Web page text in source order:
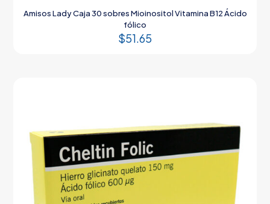
Amisos Lady Caja 30 sobres Mioinositol Vitamina B12 Ácido
fólico
$51.65